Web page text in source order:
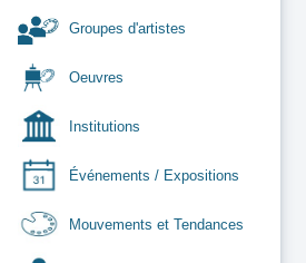
Groupes d'artistes
Oeuvres
Institutions
Événements / Expositions
Mouvements et Tendances